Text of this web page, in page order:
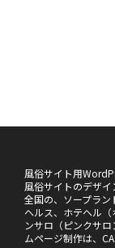
風俗サイト用
風俗サイトのデザイ
全国の、ソープラ
ヘルス、ホテヘル
ンサロ（ピンクサ
ムページ制作は、